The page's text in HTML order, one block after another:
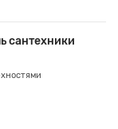
сантехники